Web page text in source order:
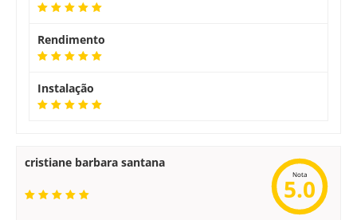
Rendimento
Instalação
cristiane barbara santana
Nota
5.0